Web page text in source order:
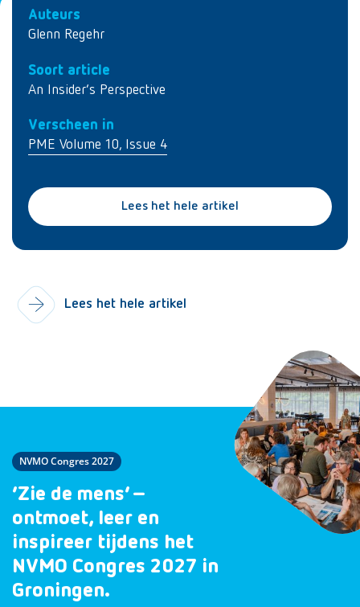
Auteurs
Glenn Regehr
Soort article
An Insider’s Perspective
Verscheen in
PME Volume 10, Issue 4
Lees het hele artikel
Lees het hele artikel
NVMO Congres 2027
‘Zie de mens’ –
ontmoet, leer en
inspireer tijdens het
NVMO Congres 2027 in
Groningen.